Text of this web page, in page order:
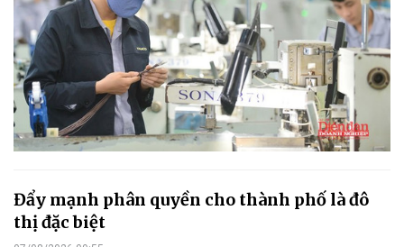
Đẩy mạnh phân quyền cho thành phố là đô
thị đặc biệt